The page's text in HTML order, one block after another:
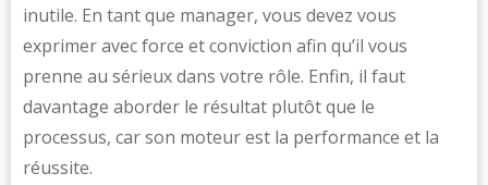
inutile. En tant que manager, vous devez vous
exprimer avec force et conviction afin qu’il vous
prenne au sérieux dans votre rôle. Enfin, il faut
davantage aborder le résultat plutôt que le
processus, car son moteur est la performance et la
réussite.